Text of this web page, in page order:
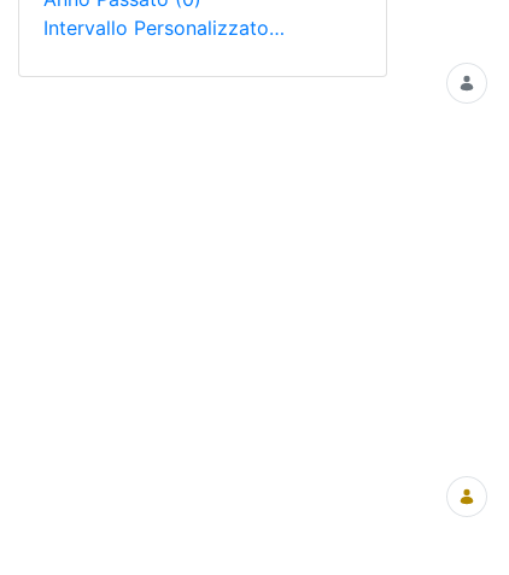
Intervallo Personalizzato…